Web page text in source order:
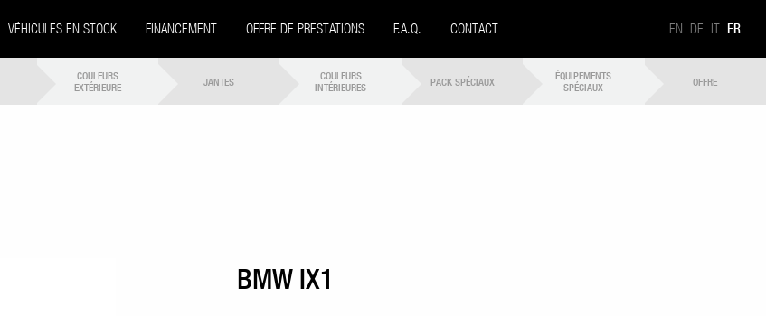
VÉHICULES EN STOCK FINANCEMENT OFFRE DE PRESTATIONS F.A.Q. CONTACT EN DE IT FR
COULEURS
EXTÉRIEURE
JANTES
COULEURS
INTÉRIEURES
PACK SPÉCIAUX
ÉQUIPEMENTS
SPÉCIAUX
OFFRE
BMW IX1